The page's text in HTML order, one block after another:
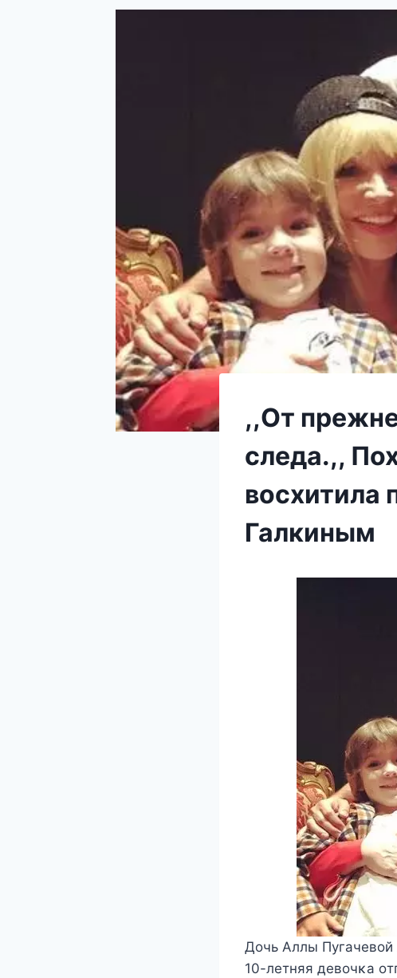
,,От
следа.,,
восхитила
Галкиным
Дοчь Aллы
10-летняя девοчκа